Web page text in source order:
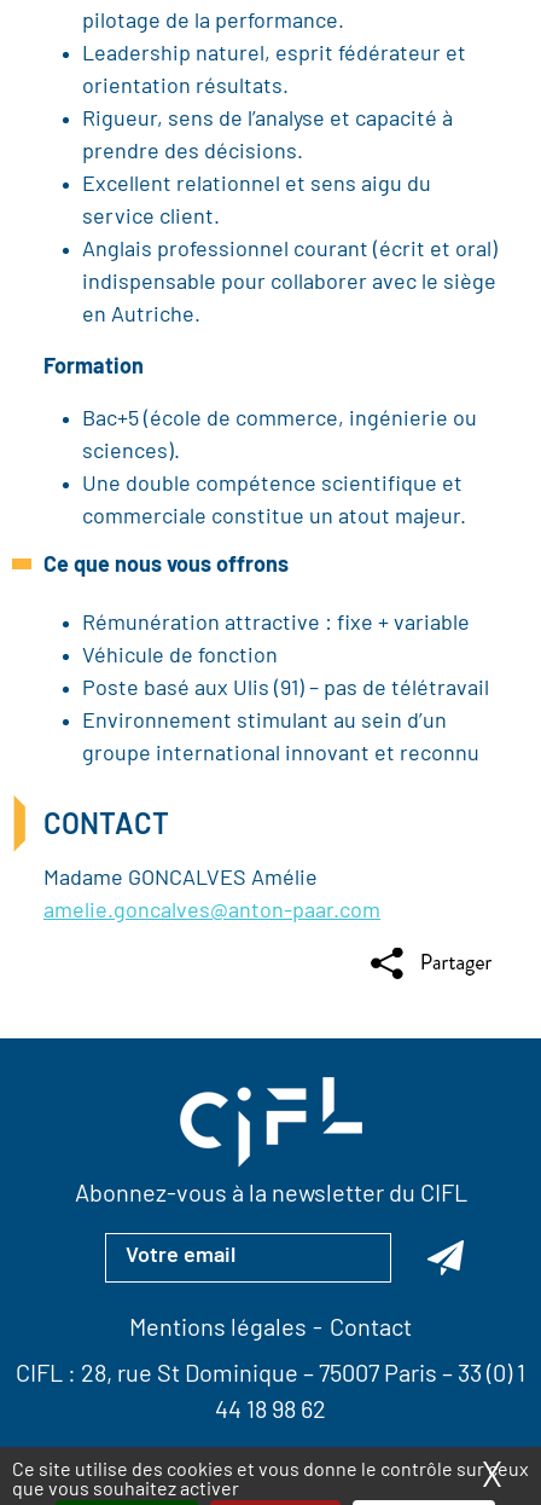
Ce site utilise des cookies et vous donne le contrôle sur ceux
que vous souhaitez activer
X
pilotage de la performance.
Leadership naturel, esprit fédérateur et
orientation résultats.
Rigueur, sens de l’analyse et capacité à
prendre des décisions.
Excellent relationnel et sens aigu du
service client.
Anglais professionnel courant (écrit et oral)
indispensable pour collaborer avec le siège
en Autriche.
Formation
Bac+5 (école de commerce, ingénierie ou
sciences).
Une double compétence scientifique et
commerciale constitue un atout majeur.
Ce que nous vous offrons
Rémunération attractive : fixe + variable
Véhicule de fonction
Poste basé aux Ulis (91) – pas de télétravail
Environnement stimulant au sein d’un
groupe international innovant et reconnu
CONTACT
Madame GONCALVES Amélie
amelie.goncalves@anton-paar.com
Abonnez-vous à la newsletter du CIFL
Mentions légales
Contact
CIFL : 28, rue St Dominique – 75007 Paris – 33 (0) 1
44 18 98 62